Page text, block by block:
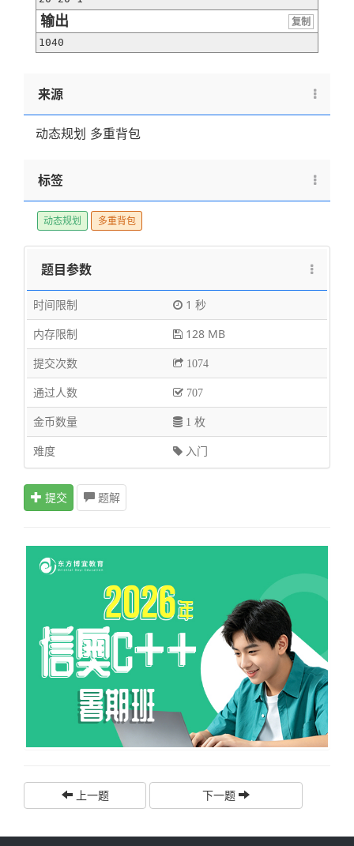
输出
复制
1040
来源
动态规划 多重背包
标签
动态规划 多重背包
题目参数
时间限制
1 秒
内存限制
128 MB
提交次数
1074
通过人数 707
金币数量 1 枚
难度 入门
提交 题解
上一题 下一题